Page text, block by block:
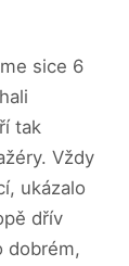
sice 6
tak
Vždy
ukázalo
dřív
dobrém,